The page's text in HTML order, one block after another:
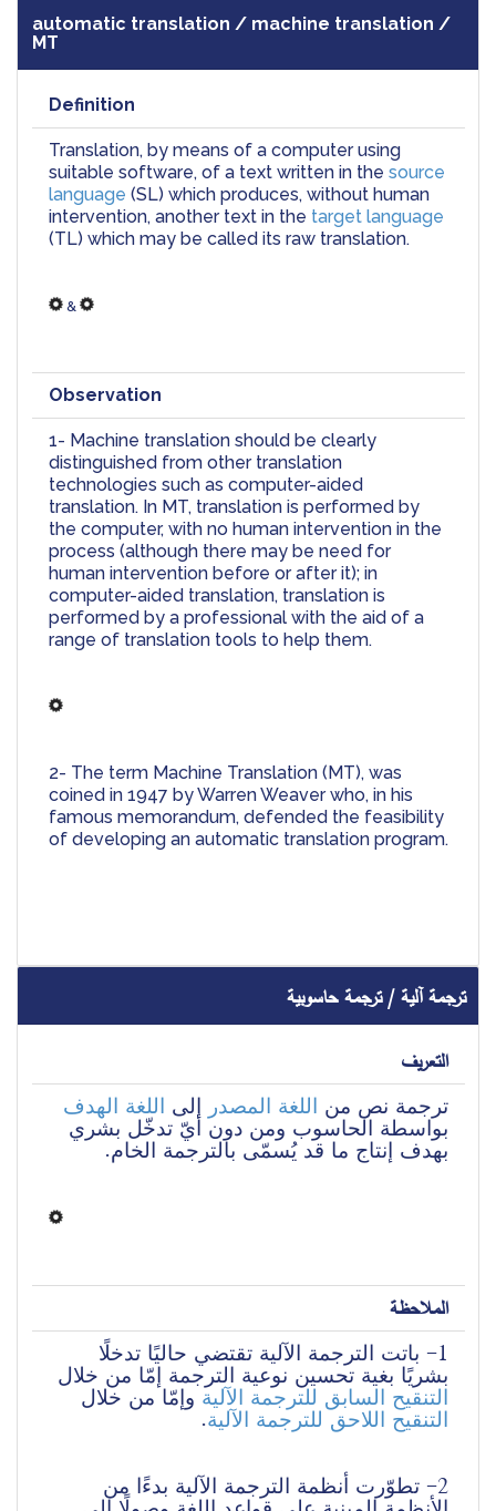
automatic translation / machine translation /
MT
Definition
Translation, by means of a computer using
suitable software, of a text written in the source
language (SL) which produces, without human
intervention, another text in the target language
(TL) which may be called its raw translation.
&
Observation
1- Machine translation should be clearly
distinguished from other translation
technologies such as computer-aided
translation. In MT, translation is performed by
the computer, with no human intervention in the
process (although there may be need for
human intervention before or after it); in
computer-aided translation, translation is
performed by a professional with the aid of a
range of translation tools to help them.
2- The term Machine Translation (MT), was
coined in 1947 by Warren Weaver who, in his
famous memorandum, defended the feasibility
of developing an automatic translation program.
ترجمة آلية / ترجمة حاسوبية
التعريف
ترجمة نص من اللغة المصدر إلى اللغة الهدف
بهدف إنتاج ما قد يُسمّى بالترجمة الخام.
الملاحظة
بشريًا بغية تحسين نوعية الترجمة إمّا من خلال
التنقيح السابق للترجمة الآلية وإمّا من خلال
التنقيح اللاحق للترجمة الآلية.